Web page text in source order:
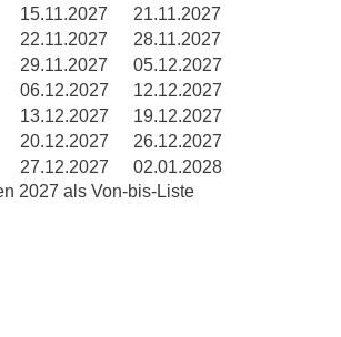
15.11.2027
21.11.2027
22.11.2027
28.11.2027
29.11.2027
05.12.2027
06.12.2027
12.12.2027
13.12.2027
19.12.2027
20.12.2027
26.12.2027
27.12.2027
02.01.2028
2027 als Von-bis-Liste